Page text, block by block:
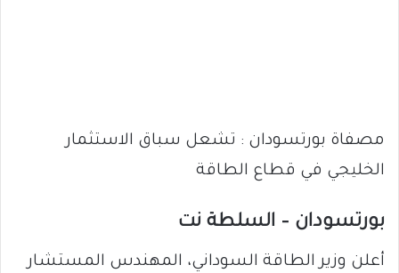
مصفاة بورتسودان : تشعل سباق الاستثمار
الخليجي في قطاع الطاقة
بورتسودان – السلطة نت
أعلن وزير الطاقة السوداني، المهندس المستشار